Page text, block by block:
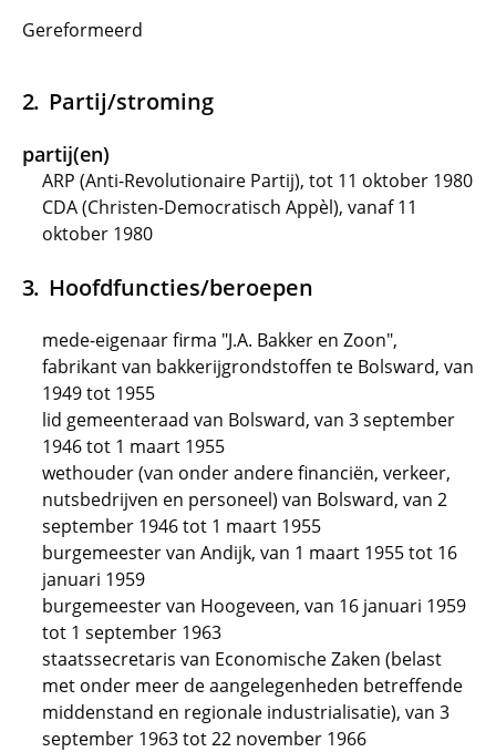
Gereformeerd
Partij/stroming
partij(en)
ARP (Anti-Revolutionaire Partij), tot 11 oktober 1980
CDA (Christen-Democratisch Appèl), vanaf 11
oktober 1980
Hoofdfuncties/beroepen
mede-eigenaar firma "J.A. Bakker en Zoon",
fabrikant van bakkerijgrondstoffen te Bolsward, van
1949 tot 1955
lid gemeenteraad van Bolsward, van 3 september
1946 tot 1 maart 1955
wethouder (van onder andere financiën, verkeer,
nutsbedrijven en personeel) van Bolsward, van 2
september 1946 tot 1 maart 1955
burgemeester van Andijk, van 1 maart 1955 tot 16
januari 1959
burgemeester van Hoogeveen, van 16 januari 1959
tot 1 september 1963
staatssecretaris van Economische Zaken (belast
met onder meer de aangelegenheden betreffende
middenstand en regionale industrialisatie), van 3
september 1963 tot 22 november 1966